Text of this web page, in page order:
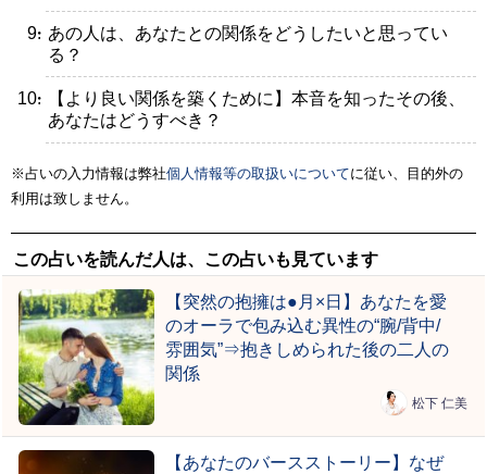
・あの人は、あなたとの関係をどうしたいと思ってい
る？
・【より良い関係を築くために】本音を知ったその後、
あなたはどうすべき？
※占いの入力情報は弊社個人情報等の取扱いについてに従い、目的外の
利用は致しません。
この占いを読んだ人は、この占いも見ています
【突然の抱擁は●月×日】あなたを愛
のオーラで包み込む異性の“腕/背中/
雰囲気”⇒抱きしめられた後の二人の
関係
松下 仁美
【あなたのバースストーリー】なぜ